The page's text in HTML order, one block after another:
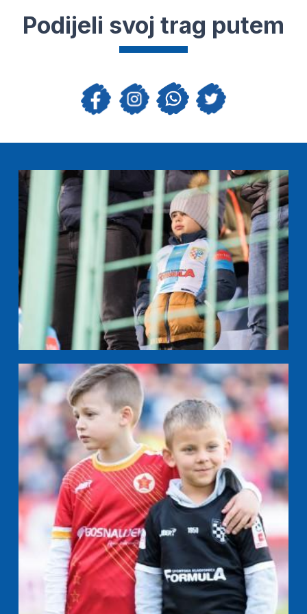
Podijeli svoj trag putem